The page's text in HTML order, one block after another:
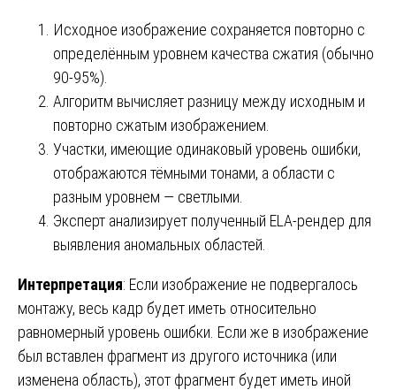
Исходное изображение сохраняется повторно с
определённым уровнем качества сжатия (обычно
90-95%).
Алгоритм вычисляет разницу между исходным и
повторно сжатым изображением.
Участки, имеющие одинаковый уровень ошибки,
отображаются тёмными тонами, а области с
разным уровнем — светлыми.
Эксперт анализирует полученный ELA-рендер для
выявления аномальных областей.
Интерпретация: Если изображение не подвергалось
монтажу, весь кадр будет иметь относительно
равномерный уровень ошибки. Если же в изображение
был вставлен фрагмент из другого источника (или
изменена область), этот фрагмент будет иметь иной